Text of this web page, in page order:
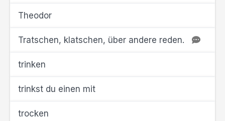
Theodor
Tratschen, klatschen, über andere reden.
trinken
trinkst du einen mit
trocken